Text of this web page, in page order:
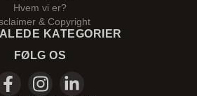
Hvem vi er?
& Copyright
KATEGORIER
FØLG OS